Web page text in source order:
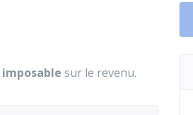
imposable sur le revenu.